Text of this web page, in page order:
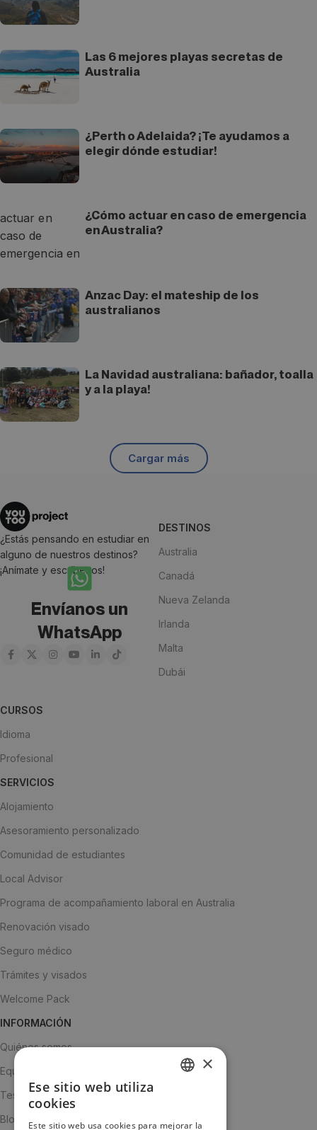
Las 6 mejores playas secretas de
Australia
¿Perth o Adelaida? ¡Te ayudamos a
elegir dónde estudiar!
¿Cómo actuar en caso de emergencia
en Australia?
Anzac Day: el mateship de los
australianos
La Navidad australiana: bañador, toalla
y a la playa!
Cargar más
¿Estás pensando en estudiar en
alguno de nuestros destinos?
¡Anímate y escríbenos!
Envíanos un
WhatsApp
DESTINOS
Australia
Canadá
Nueva Zelanda
Irlanda
Malta
Dubái
CURSOS
Idioma
Profesional
SERVICIOS
Alojamiento
Asesoramiento personalizado
Comunidad de estudiantes
Local Advisor
Programa de acompañamiento laboral en Australia
Renovación visado
Seguro médico
Trámites y visados
Welcome Pack
INFORMACIÓN
Quiénes somos
Equipo
Testimonios
Blog
×
Ese sitio web utiliza
cookies
Este sitio web usa cookies para mejorar la